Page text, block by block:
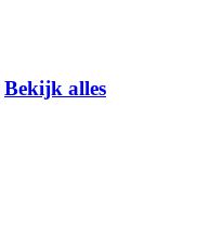
Bekijk alles